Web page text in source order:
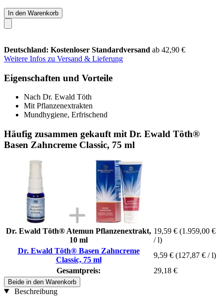
In den Warenkorb
Deutschland: Kostenloser Standardversand ab 42,90 €
Weitere Infos zu Versand & Lieferung
Eigenschaften und Vorteile
Nach Dr. Ewald Töth
Mit Pflanzenextrakten
Mundhygiene, Erfrischend
Häufig zusammen gekauft mit Dr. Ewald Töth®
Basen Zahncreme Classic, 75 ml
Dr. Ewald Töth® Atemun Pflanzenextrakt,
10 ml
19,59 € (1.959,00 €
/ l)
Dr. Ewald Töth® Basen Zahncreme
Classic, 75 ml
9,59 € (127,87 € / l)
Gesamtpreis:
29,18 €
Beide in den Warenkorb
Beschreibung